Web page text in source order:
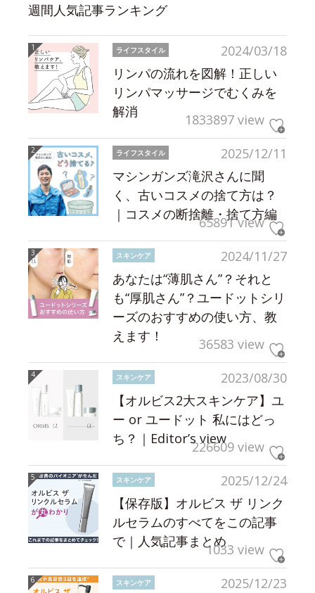
週間人気記事ランキング
2024/03/18
ライフスタイル
リンパの流れを図解！正しい
リンパマッサージでむくみを
解消
1833897 view
2025/12/11
ライフスタイル
マシンガンズ滝沢さんに聞
く、古いコスメの捨て方は？
｜コスメの断捨離・捨て方編
65891 view
2024/11/27
スキンケア
あなたは“薄肌さん”？それと
も“厚肌さん”？ユードットシリ
ーズのおすすめの使い方、教
えます！
36583 view
2023/08/30
スキンケア
【オルビス2大スキンケア】ユ
ー or ユードット 私にはどっ
ち？｜Editor’s view226609 view
2025/12/24
スキンケア
【保存版】オルビス ザ リンク
ルセラムのすべてをこの記事
で｜人気記事まとめ1033 view
2025/12/23
スキンケア